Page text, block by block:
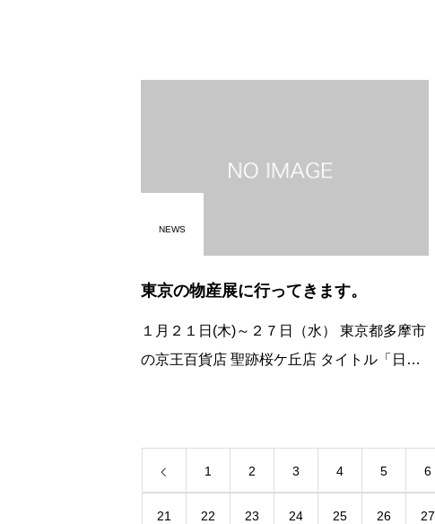
NEWS
東京の物産展に行ってきます。
１月２１日(木)～２７日（水） 東京都多摩市
の京王百貨店 聖跡桜ケ丘店 タイトル「日本
1 2 3 4 5 6
21 22 23 24 25 26 27